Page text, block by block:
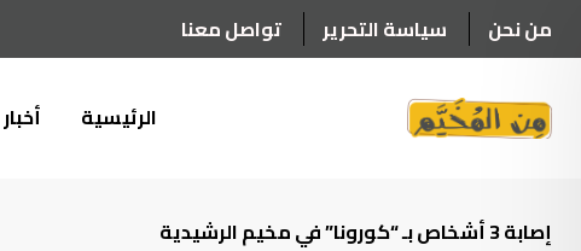
to
من نحن سياسة التحرير تواصل معنا
الرئيسية أخبار
إصابة 3 أشخاص بـ “كورونا” في مخيم الرشيدية